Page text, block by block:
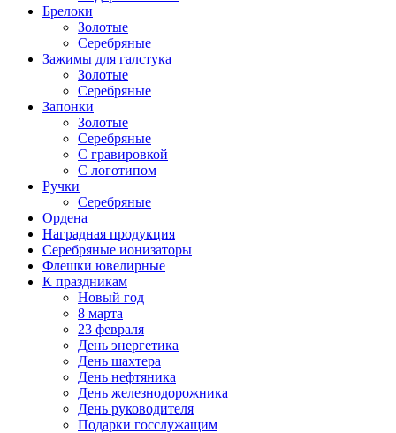
Брелоки
Золотые
Серебряные
Зажимы для галстука
Золотые
Серебряные
Запонки
Золотые
Серебряные
С гравировкой
С логотипом
Ручки
Серебряные
Ордена
Наградная продукция
Серебряные ионизаторы
Флешки ювелирные
К праздникам
Новый год
8 марта
23 февраля
День энергетика
День шахтера
День нефтяника
День железнодорожника
День руководителя
Подарки госслужащим